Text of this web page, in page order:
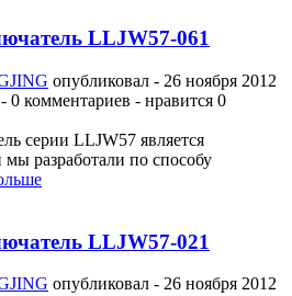
LLJW57-061
опубликовал - 26 ноября 2012
0 комментариев - нравится 0
серии LLJW57 является
разработали по способу
LLJW57-021
опубликовал - 26 ноября 2012